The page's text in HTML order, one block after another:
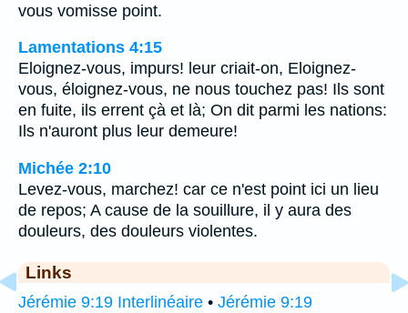
vous vomisse point.
Lamentations 4:15
Eloignez-vous, impurs! leur criait-on, Eloignez-
vous, éloignez-vous, ne nous touchez pas! Ils sont
en fuite, ils errent çà et là; On dit parmi les nations:
Ils n'auront plus leur demeure!
Michée 2:10
Levez-vous, marchez! car ce n'est point ici un lieu
de repos; A cause de la souillure, il y aura des
douleurs, des douleurs violentes.
Links
Jérémie 9:19 Interlinéaire • Jérémie 9:19